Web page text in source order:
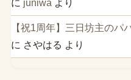
に juniwa より
【祝1周年】三日坊主のパ
に さやはる より